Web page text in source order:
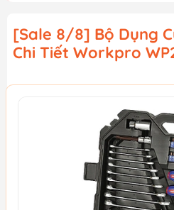
[Sale 8/8] Bộ Dụng
Chi Tiết Workpro